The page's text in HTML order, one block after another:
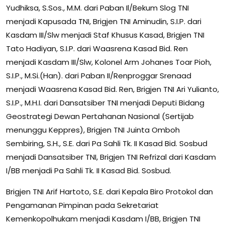
Yudhiksa, S.Sos., M.M. dari Paban Il/Bekum Slog TNI
menjadi Kapusada TNI, Brigjen TNI Aminudin, S.I.P. dari
Kasdam III/Slw menjadi Staf Khusus Kasad, Brigjen TNI
Tato Hadiyan, S.I.P. dari Waasrena Kasad Bid. Ren
menjadi Kasdam III/Slw, Kolonel Arm Johanes Toar Pioh,
S.I.P., M.Si.(Han). dari Paban II/Renproggar Srenaad
menjadi Waasrena Kasad Bid. Ren, Brigjen TNI Ari Yulianto,
S.I.P., M.H.I. dari Dansatsiber TNI menjadi Deputi Bidang
Geostrategi Dewan Pertahanan Nasional (Sertijab
menunggu Keppres), Brigjen TNI Juinta Omboh
Sembiring, S.H., S.E. dari Pa Sahli Tk. II Kasad Bid. Sosbud
menjadi Dansatsiber TNI, Brigjen TNI Refrizal dari Kasdam
I/BB menjadi Pa Sahli Tk. II Kasad Bid. Sosbud.
Brigjen TNI Arif Hartoto, S.E. dari Kepala Biro Protokol dan
Pengamanan Pimpinan pada Sekretariat
Kemenkopolhukam menjadi Kasdam I/BB, Brigjen TNI